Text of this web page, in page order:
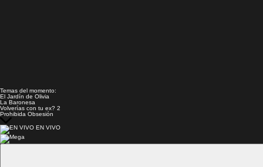
Temas del momento:
El Jardín de Olivia
La Baronesa
Volverías con tu ex? 2
Prohibida Obsesión
EN VIVO